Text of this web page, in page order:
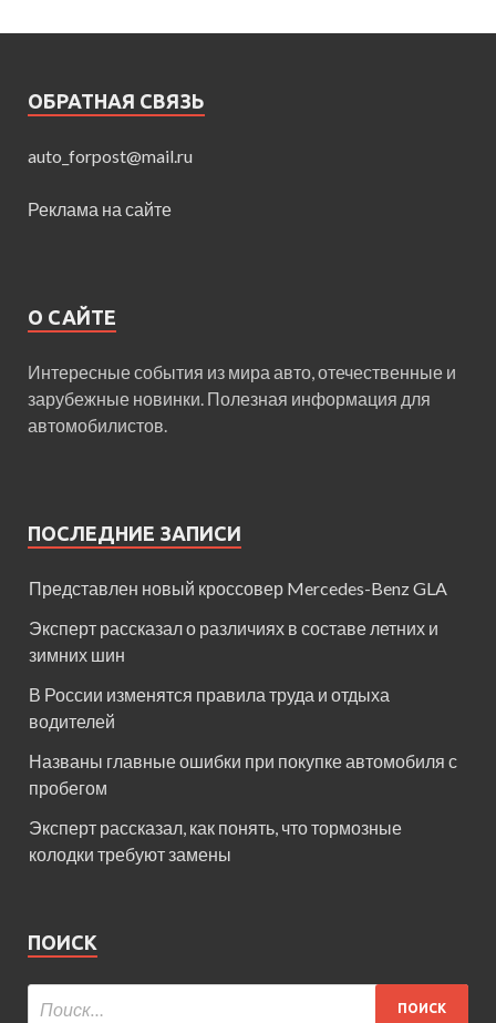
ОБРАТНАЯ СВЯЗЬ
auto_forpost@mail.ru
Реклама на сайте
О САЙТЕ
Интересные события из мира авто, отечественные и
зарубежные новинки. Полезная информация для
автомобилистов.
ПОСЛЕДНИЕ ЗАПИСИ
Представлен новый кроссовер Mercedes-Benz GLA
Эксперт рассказал о различиях в составе летних и
зимних шин
В России изменятся правила труда и отдыха
водителей
Названы главные ошибки при покупке автомобиля с
пробегом
Эксперт рассказал, как понять, что тормозные
колодки требуют замены
ПОИСК